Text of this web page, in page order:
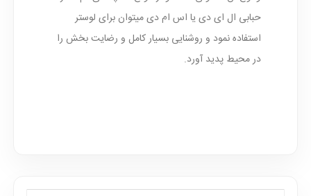
حبابی ال ای دی یا اس ام دی میتوان برای لوستر
استفاده نمود و روشنایی بسیار کامل و رضایت بخش را
در محیط پدید آورد.